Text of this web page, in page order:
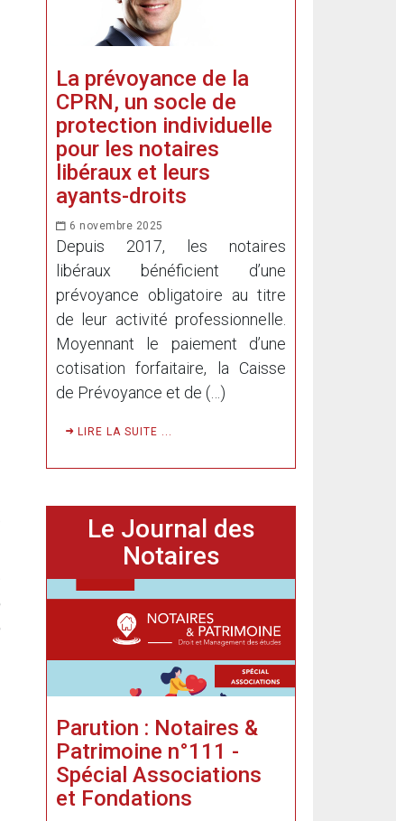
La prévoyance de la
CPRN, un socle de
protection individuelle
pour les notaires
libéraux et leurs
ayants-droits
6 novembre 2025
Depuis 2017, les notaires
libéraux bénéficient d’une
prévoyance obligatoire au titre
de leur activité professionnelle.
Moyennant le paiement d’une
cotisation forfaitaire, la Caisse
de Prévoyance et de (…)
LIRE LA SUITE ...
Le Journal des
Notaires
Parution : Notaires &
Patrimoine n°111 -
Spécial Associations
et Fondations